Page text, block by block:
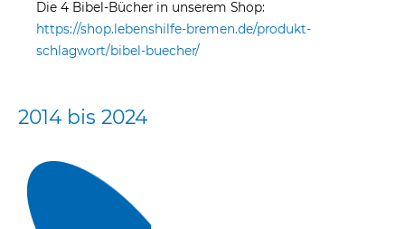
Die 4 Bibel-Bücher in unserem Shop:
https://shop.lebenshilfe-bremen.de/produkt-
schlagwort/bibel-buecher/
2014 bis 2024